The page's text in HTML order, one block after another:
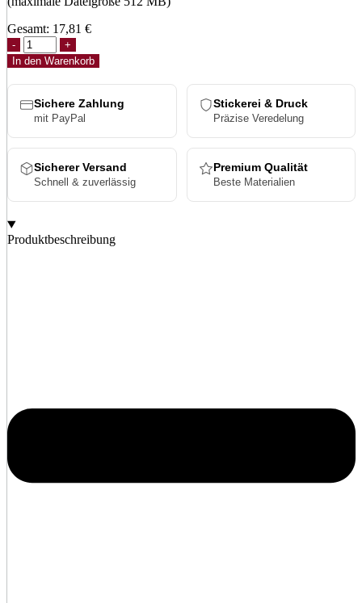
Gesamt: 17,81 €
Melton
Wool
Snapback
Cap
Menge
In den Warenkorb
Sichere Zahlung
mit PayPal
Stickerei & Druck
Präzise Veredelung
Sicherer Versand
Schnell & zuverlässig
Premium Qualität
Beste Materialien
Produktbeschreibung